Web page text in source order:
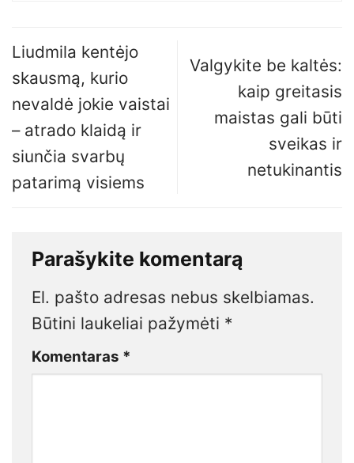
Liudmila kentėjo
skausmą, kurio
nevaldė jokie vaistai
– atrado klaidą ir
siunčia svarbų
patarimą visiems
Valgykite be kaltės:
kaip greitasis
maistas gali būti
sveikas ir
netukinantis
Parašykite komentarą
El. pašto adresas nebus skelbiamas.
Būtini laukeliai pažymėti *
Komentaras *